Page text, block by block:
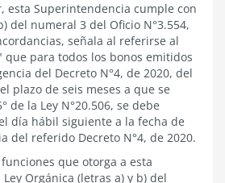
esta Superintendencia cumple con
del numeral 3 del Oficio N°3.554,
señala al referirse al
que para todos los bonos emitidos
del Decreto N°4, de 2020, del
plazo de seis meses a que se
de la Ley N°20.506, se debe
día hábil siguiente a la fecha de
del referido Decreto N°4, de 2020.
que otorga a esta
Orgánica (letras a) y b) del